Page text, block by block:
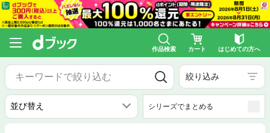
作品検索 カート はじめての方へ
絞り込み
シリーズでまとめる